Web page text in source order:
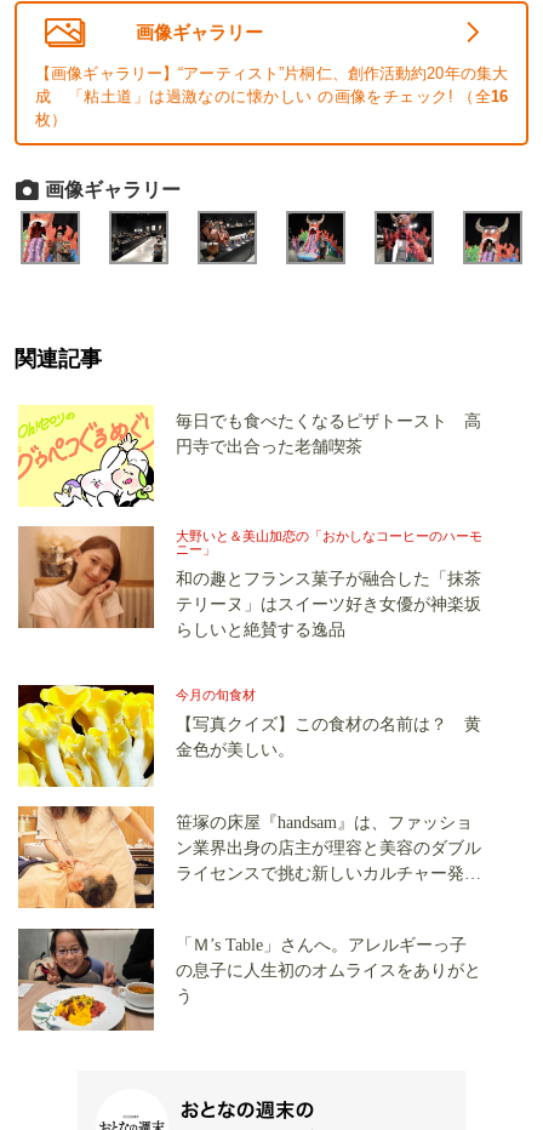
画像ギャラリー
【画像ギャラリー】“アーティスト”片桐仁、創作活動約20年の集大
成 「粘土道」は過激なのに懐かしい の画像をチェック! （全16
枚）
画像ギャラリー
関連記事
毎日でも食べたくなるピザトースト 高
円寺で出合った老舗喫茶
大野いと＆美山加恋の「おかしなコーヒーのハーモ
ニー」
和の趣とフランス菓子が融合した「抹茶
テリーヌ」はスイーツ好き女優が神楽坂
らしいと絶賛する逸品
今月の旬食材
【写真クイズ】この食材の名前は？ 黄
金色が美しい。
笹塚の床屋『handsam』は、ファッショ
ン業界出身の店主が理容と美容のダブル
ライセンスで挑む新しいカルチャー発信
「Ｍ’s Table」さんへ。アレルギーっ子
の息子に人生初のオムライスをありがと
う